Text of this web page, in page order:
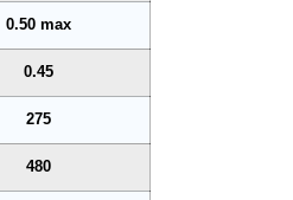
0.50 max
0.45
275
480